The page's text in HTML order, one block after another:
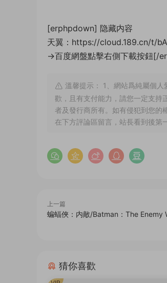
[erphpdown] 隐藏内容
天翼：https://cloud.189.cn/t/
→百度網盤點擊右側下載按鈕[/
溫馨提示： 1、網站爲純屬個
歡，且有支付能力，請您一定支持
者及發行商所有。如有侵犯到您的
在下方評論區留言，站長看到後第
上一篇
蝙蝠俠：内敵/Batman：The Enemy
猜你喜歡